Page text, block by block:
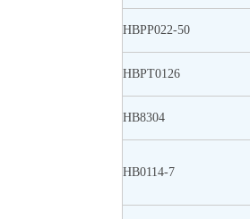
HBPP022-50
HBPT0126
HB8304
HB0114-7